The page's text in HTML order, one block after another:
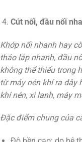
Cút nối, đầu nối
Khớp nối nhanh hay
tháo lắp nhanh, đầu
không thể thiếu trong
từ máy nén khí ra dây
khí nén, xi lanh, máy
Đặc điểm chung của